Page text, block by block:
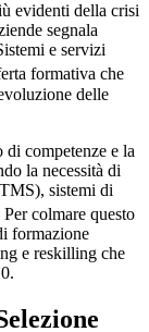
evidenti della crisi
segnala
e servizi
formativa che
delle
competenze e la
la necessità di
sistemi di
Per colmare questo
formazione
e reskilling che